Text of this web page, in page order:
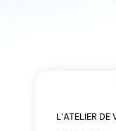
L’ATELIER